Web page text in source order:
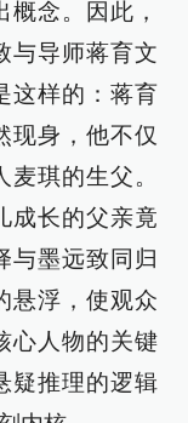
念。因此，
与导师蒋育文
这样的：蒋育
现身，他不仅
琪的生父。
成长的父亲竟
与墨远致同归
悬浮，使观众
心人物的关键
疑推理的逻辑